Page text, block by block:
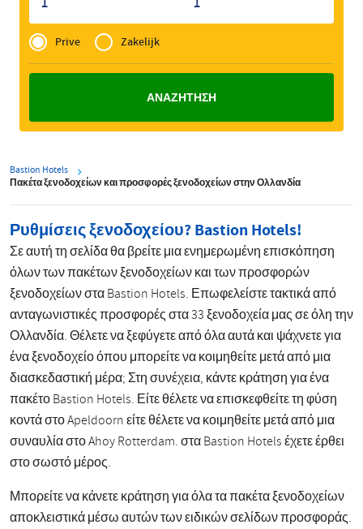
Privé
of
Zakelijk
Prive Zakelijk
Bastion Hotels
Πακέτα ξενοδοχείων και προσφορές ξενοδοχείων στην Ολλανδία
Ρυθμίσεις ξενοδοχείου? Bastion Hotels!
Σε αυτή τη σελίδα θα βρείτε μια ενημερωμένη επισκόπηση
όλων των πακέτων ξενοδοχείων και των προσφορών
ξενοδοχείων στα Bastion Hotels. Επωφελείστε τακτικά από
ανταγωνιστικές προσφορές στα 33 ξενοδοχεία μας σε όλη την
Ολλανδία. Θέλετε να ξεφύγετε από όλα αυτά και ψάχνετε για
ένα ξενοδοχείο όπου μπορείτε να κοιμηθείτε μετά από μια
διασκεδαστική μέρα; Στη συνέχεια, κάντε κράτηση για ένα
πακέτο Bastion Hotels. Είτε θέλετε να επισκεφθείτε τη φύση
κοντά στο Apeldoorn είτε θέλετε να κοιμηθείτε μετά από μια
συναυλία στο Ahoy Rotterdam. στα Bastion Hotels έχετε έρθει
στο σωστό μέρος.
Μπορείτε να κάνετε κράτηση για όλα τα πακέτα ξενοδοχείων
αποκλειστικά μέσω αυτών των ειδικών σελίδων προσφοράς.